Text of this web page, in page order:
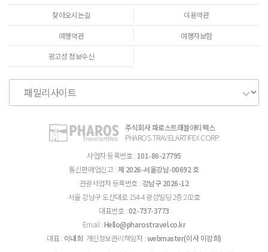
찾아오시는길 이용약관
여행약관 여행자보험
광고성 정보수신
주식회사 파로스트래블아티팩스
PHAROS TRAVELARTIFEX CORP.
사업자 등록번호 : 101-86-27795
통신판매업신고 : 제 2026-서울강남-00692 호
관광사업자 등록번호 : 강남구 2026-12
서울 강남구 도산대로 154-4 광성빌딩 2층 202호
대표번호 :02-737-3773
Email :Hello@pharostravel.co.kr
대표 : 이내희 개인정보관리책임자 :webmaster(이사 이강희)